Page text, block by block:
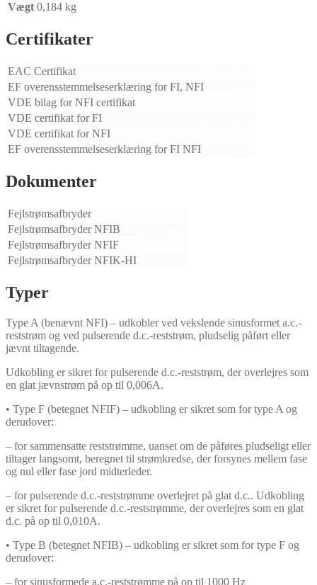
Vægt 0,184 kg
Certifikater
EAC Certifikat
EF overensstemmelseserklæring for FI, NFI
VDE bilag for NFI certifikat
VDE certifikat for FI
VDE certifikat for NFI
EF overensstemmelseserklæring for FI NFI
Dokumenter
Fejlstrømsafbryder
Fejlstrømsafbryder NFIB
Fejlstrømsafbryder NFIF
Fejlstrømsafbryder NFIK-HI
Typer
Type A (benævnt NFI) – udkobler ved vekslende sinusformet a.c.-
reststrøm og ved pulserende d.c.-reststrøm, pludselig påført eller
jævnt tiltagende.
Udkobling er sikret for pulserende d.c.-reststrøm, der overlejres som
en glat jævnstrøm på op til 0,006A.
• Type F (betegnet NFIF) – udkobling er sikret som for type A og
derudover:
– for sammensatte reststrømme, uanset om de påføres pludseligt eller
tiltager langsomt, beregnet til strømkredse, der forsynes mellem fase
og nul eller fase jord midterleder.
– for pulserende d.c.-reststrømme overlejret på glat d.c.. Udkobling
er sikret for pulserende d.c.-reststrømme, der overlejres som en glat
d.c. på op til 0,010A.
• Type B (betegnet NFIB) – udkobling er sikret som for type F og
derudover:
– for sinusformede a.c.-reststrømme på op til 1000 Hz